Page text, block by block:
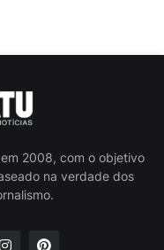
2008, com o objetivo
na verdade dos